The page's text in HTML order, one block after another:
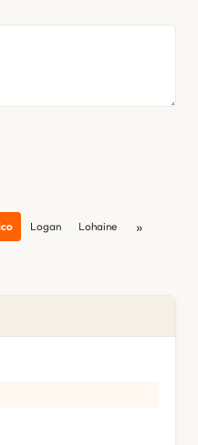
Logan Lohaine »